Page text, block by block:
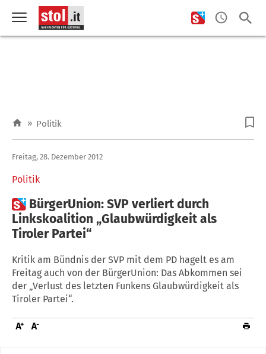
» Politik
Politik
Freitag, 28. Dezember 2012
 BürgerUnion: SVP verliert durch
Linkskoalition „Glaubwürdigkeit als
Tiroler Partei“
Kritik am Bündnis der SVP mit dem PD hagelt es am
Freitag auch von der BürgerUnion: Das Abkommen sei
der „Verlust des letzten Funkens Glaubwürdigkeit als
Tiroler Partei“.